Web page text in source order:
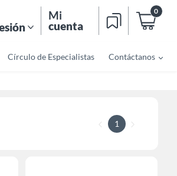
Mi
cuenta
0
Círculo de Especialistas Contáctanos
1